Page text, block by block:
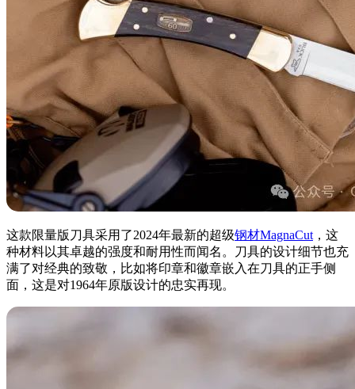
这款限量版刀具采用了2024年最新的超级钢材MagnaCut ，这
种材料以其卓越的强度和耐用性而闻名。刀具的设计细节也充
满了对经典的致敬，比如将印章和徽章嵌入在刀具的正手侧
面，这是对1964年原版设计的忠实再现。